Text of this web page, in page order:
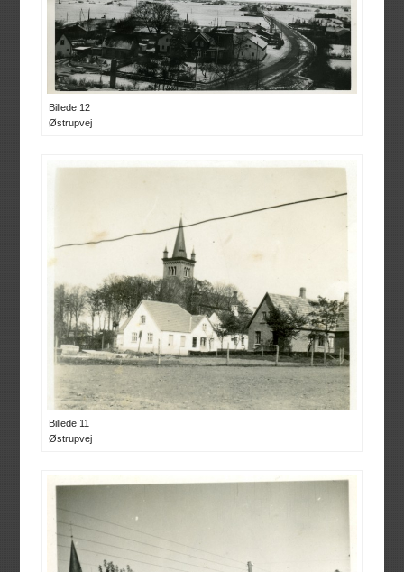
Billede 12
Østrupvej
Billede 11
Østrupvej